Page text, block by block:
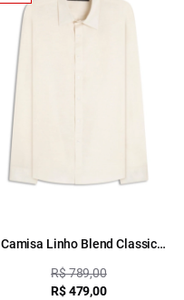
Camisa Linho Blend Classic
R$ 789,00
R$ 479,00